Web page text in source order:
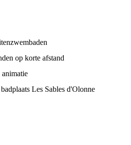
op korte afstand
Les Sables d'Olonne